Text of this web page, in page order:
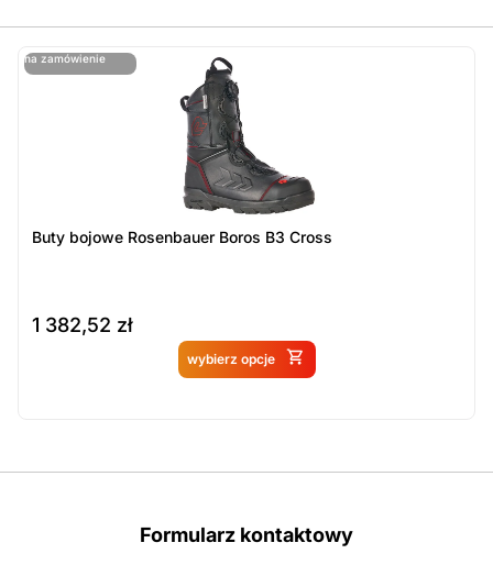
na zamówienie
ostatnie sztuki
Buty bojowe Rosenbauer Boros B3 Cross
1 382,52 zł
wybierz opcje
Produkt dostępny na
Formularz kontaktowy